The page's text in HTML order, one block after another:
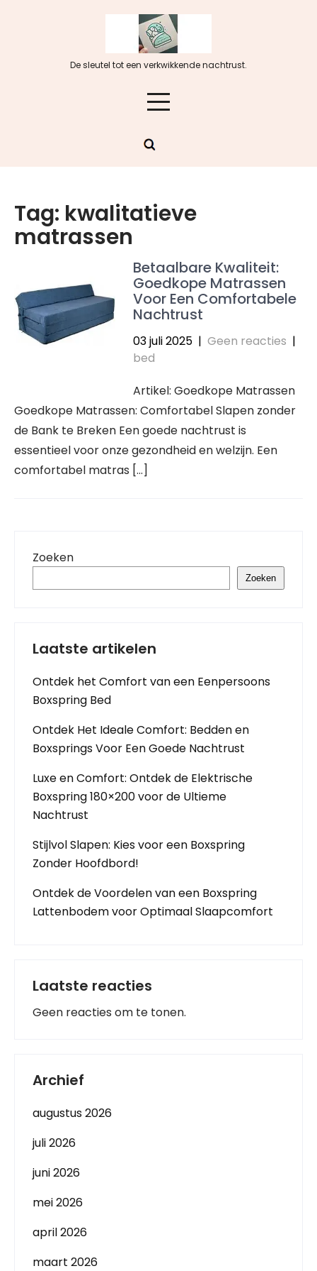
De sleutel tot een verkwikkende nachtrust.
Tag: kwalitatieve
matrassen
Betaalbare Kwaliteit:
Goedkope Matrassen
Voor Een Comfortabele
Nachtrust
03 juli 2025 | Geen reacties |
bed
Artikel: Goedkope Matrassen
Goedkope Matrassen: Comfortabel Slapen zonder
de Bank te Breken Een goede nachtrust is
essentieel voor onze gezondheid en welzijn. Een
comfortabel matras […]
Zoeken
Zoeken
Laatste artikelen
Ontdek het Comfort van een Eenpersoons
Boxspring Bed
Ontdek Het Ideale Comfort: Bedden en
Boxsprings Voor Een Goede Nachtrust
Luxe en Comfort: Ontdek de Elektrische
Boxspring 180×200 voor de Ultieme
Nachtrust
Stijlvol Slapen: Kies voor een Boxspring
Zonder Hoofdbord!
Ontdek de Voordelen van een Boxspring
Lattenbodem voor Optimaal Slaapcomfort
Laatste reacties
Geen reacties om te tonen.
Archief
augustus 2026
juli 2026
juni 2026
mei 2026
april 2026
maart 2026